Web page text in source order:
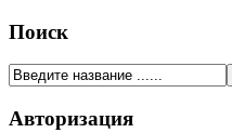
Поиск
Авторизация